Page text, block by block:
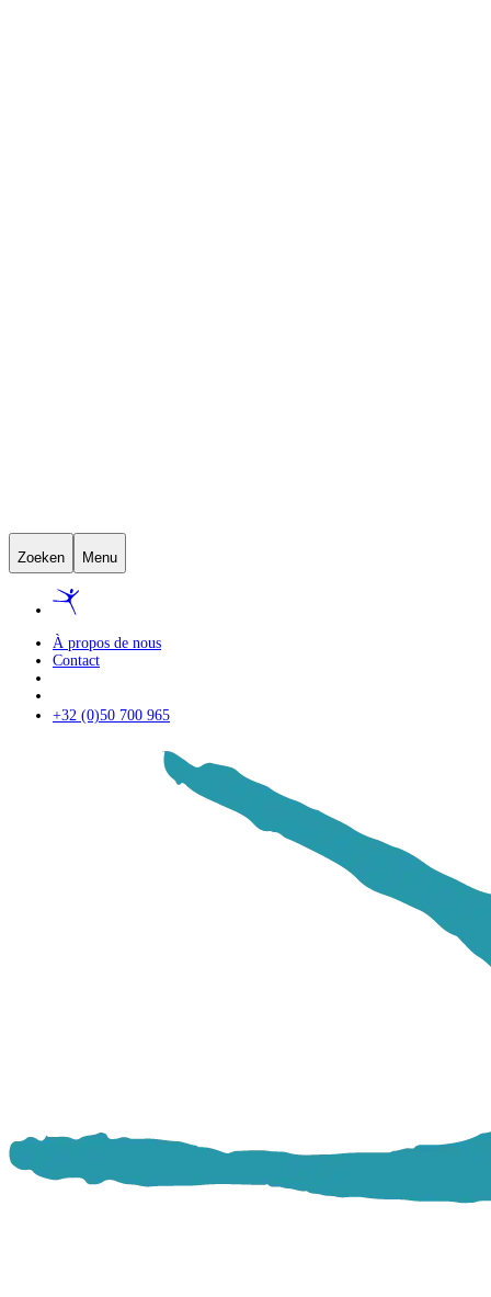
Zoeken Menu
À propos de nous
Contact
+32 (0)50 700 965